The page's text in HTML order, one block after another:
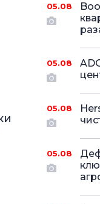
05.08
05.08
05.08
05.08